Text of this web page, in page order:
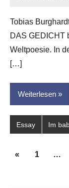
Leitner
Tobias
DAS GEDICHT
Weltpoesie. In
[…]
Weiterlesen
Essay Im
«Vorherige
1 …